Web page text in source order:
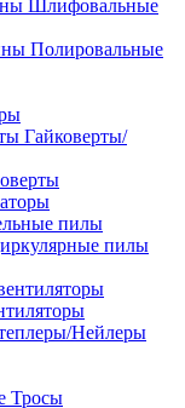
Шлифовальные
Полировальные
Гайковерты/
пилы
пилы
Нейлеры
Тросы